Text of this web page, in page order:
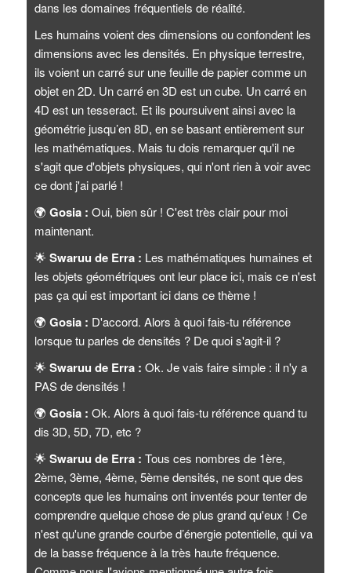
dans les domaines fréquentiels de réalité.
Les humains voient des dimensions ou confondent les
dimensions avec les densités. En physique terrestre,
ils voient un carré sur une feuille de papier comme un
objet en 2D. Un carré en 3D est un cube. Un carré en
4D est un tesseract. Et ils poursuivent ainsi avec la
géométrie jusqu’en 8D, en se basant entièrement sur
les mathématiques. Mais tu dois remarquer qu'il ne
s'agit que d'objets physiques, qui n'ont rien à voir avec
ce dont j'ai parlé !
🌍 Gosia : Oui, bien sûr ! C'est très clair pour moi
maintenant.
🌟 Swaruu de Erra : Les mathématiques humaines et
les objets géométriques ont leur place ici, mais ce n'est
pas ça qui est important ici dans ce thème !
🌍 Gosia : D'accord. Alors à quoi fais-tu référence
lorsque tu parles de densités ? De quoi s'agit-il ?
🌟 Swaruu de Erra : Ok. Je vais faire simple : il n'y a
PAS de densités !
🌍 Gosia : Ok. Alors à quoi fais-tu référence quand tu
dis 3D, 5D, 7D, etc ?
🌟 Swaruu de Erra : Tous ces nombres de 1ère,
2ème, 3ème, 4ème, 5ème densités, ne sont que des
concepts que les humains ont inventés pour tenter de
comprendre quelque chose de plus grand qu'eux ! Ce
n'est qu'une grande courbe d’énergie potentielle, qui va
de la basse fréquence à la très haute fréquence.